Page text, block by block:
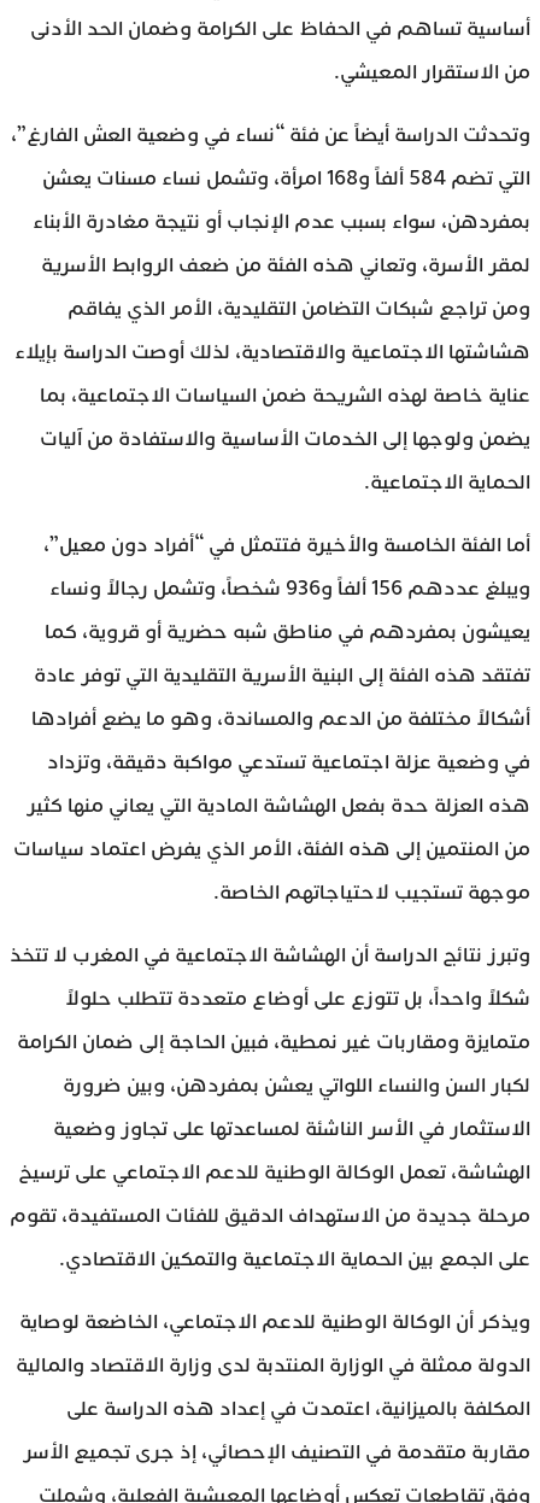
أساسية تساهم في الحفاظ على الكرامة وضمان الحد الأدنى
من الاستقرار المعيشي.
وتحدثت الدراسة أيضاً عن فئة “نساء في وضعية العش الفارغ”،
التي تضم 584 ألفاً و168 امرأة، وتشمل نساء مسنات يعشن
بمفردهن، سواء بسبب عدم الإنجاب أو نتيجة مغادرة الأبناء
لمقر الأسرة، وتعاني هذه الفئة من ضعف الروابط الأسرية
ومن تراجع شبكات التضامن التقليدية، الأمر الذي يفاقم
هشاشتها الاجتماعية والاقتصادية، لذلك أوصت الدراسة بإيلاء
عناية خاصة لهذه الشريحة ضمن السياسات الاجتماعية، بما
يضمن ولوجها إلى الخدمات الأساسية والاستفادة من آليات
الحماية الاجتماعية.
أما الفئة الخامسة والأخيرة فتتمثل في “أفراد دون معيل”،
ويبلغ عددهم 156 ألفاً و936 شخصاً، وتشمل رجالاً ونساء
يعيشون بمفردهم في مناطق شبه حضرية أو قروية، كما
تفتقد هذه الفئة إلى البنية الأسرية التقليدية التي توفر عادة
أشكالاً مختلفة من الدعم والمساندة، وهو ما يضع أفرادها
في وضعية عزلة اجتماعية تستدعي مواكبة دقيقة، وتزداد
هذه العزلة حدة بفعل الهشاشة المادية التي يعاني منها كثير
من المنتمين إلى هذه الفئة، الأمر الذي يفرض اعتماد سياسات
موجهة تستجيب لاحتياجاتهم الخاصة.
وتبرز نتائج الدراسة أن الهشاشة الاجتماعية في المغرب لا تتخذ
شكلاً واحداً، بل تتوزع على أوضاع متعددة تتطلب حلولاً
متمايزة ومقاربات غير نمطية، فبين الحاجة إلى ضمان الكرامة
لكبار السن والنساء اللواتي يعشن بمفردهن، وبين ضرورة
الاستثمار في الأسر الناشئة لمساعدتها على تجاوز وضعية
الهشاشة، تعمل الوكالة الوطنية للدعم الاجتماعي على ترسيخ
مرحلة جديدة من الاستهداف الدقيق للفئات المستفيدة، تقوم
على الجمع بين الحماية الاجتماعية والتمكين الاقتصادي.
ويذكر أن الوكالة الوطنية للدعم الاجتماعي، الخاضعة لوصاية
الدولة ممثلة في الوزارة المنتدبة لدى وزارة الاقتصاد والمالية
المكلفة بالميزانية، اعتمدت في إعداد هذه الدراسة على
مقاربة متقدمة في التصنيف الإحصائي، إذ جرى تجميع الأسر
وفق تقاطعات تعكس أوضاعها المعيشية الفعلية، وشملت